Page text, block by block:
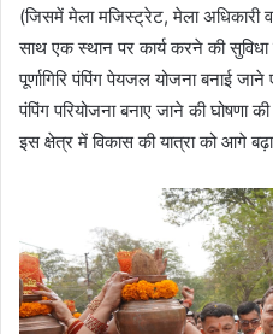
(जिसमें मेला मजिस्ट्रेट, मेला अधिकारी
साथ एक स्थान पर कार्य करने की सुविधा
पूर्णागिरि पंपिंग पेयजल योजना बनाई जाने
पंपिंग परियोजना बनाए जाने की घोषणा
इस क्षेत्र में विकास की यात्रा को आगे